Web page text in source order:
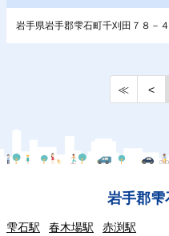
岩手県岩手郡雫石町千刈田７８－４
≪ <
岩手郡雫
雫石駅 春木場駅 赤渕駅